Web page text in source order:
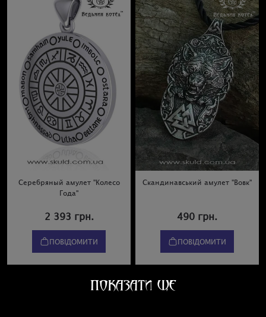
Серебряный амулет "Колесо
Года"
2 393 грн.
ПОВІДОМИТИ
Скандинавський амулет "Вовк"
490 грн.
ПОВІДОМИТИ
ПОКАЗАТИ ЩЕ